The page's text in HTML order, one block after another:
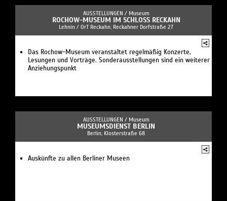
AUSSTELLUNGEN / Museum
ROCHOW-MUSEUM IM SCHLOSS RECKAHN
Lehnin / OrT Reckahn, Reckahner Dorfstraße 27
Das Rochow-Museum veranstaltet regelmäßig Konzerte,
Lesungen und Vorträge. Sonderausstellungen sind ein weiterer
Anziehungspunkt
AUSSTELLUNGEN / Museum
MUSEUMSDIENST BERLIN
Berlin, Klosterstraße 68
Auskünfte zu allen Berliner Museen